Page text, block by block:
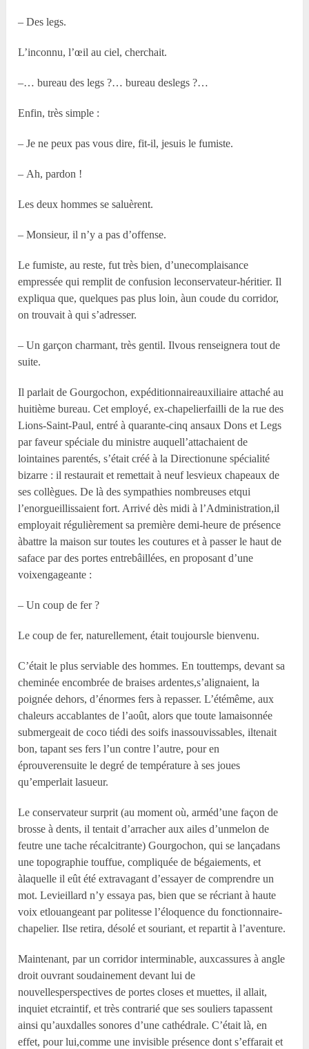
– Des legs.
L’inconnu, l’œil au ciel, cherchait.
–… bureau des legs ?… bureau deslegs ?…
Enfin, très simple :
– Je ne peux pas vous dire, fit-il, jesuis le fumiste.
– Ah, pardon !
Les deux hommes se saluèrent.
– Monsieur, il n’y a pas d’offense.
Le fumiste, au reste, fut très bien, d’unecomplaisance
empressée qui remplit de confusion leconservateur-héritier. Il
expliqua que, quelques pas plus loin, àun coude du corridor,
on trouvait à qui s’adresser.
– Un garçon charmant, très gentil. Ilvous renseignera tout de
suite.
Il parlait de Gourgochon, expéditionnaireauxiliaire attaché au
huitième bureau. Cet employé, ex-chapelierfailli de la rue des
Lions-Saint-Paul, entré à quarante-cinq ansaux Dons et Legs
par faveur spéciale du ministre auquell’attachaient de
lointaines parentés, s’était créé à la Directionune spécialité
bizarre : il restaurait et remettait à neuf lesvieux chapeaux de
ses collègues. De là des sympathies nombreuses etqui
l’enorgueillissaient fort. Arrivé dès midi à l’Administration,il
employait régulièrement sa première demi-heure de présence
àbattre la maison sur toutes les coutures et à passer le haut de
saface par des portes entrebâillées, en proposant d’une
voixengageante :
– Un coup de fer ?
Le coup de fer, naturellement, était toujoursle bienvenu.
C’était le plus serviable des hommes. En touttemps, devant sa
cheminée encombrée de braises ardentes,s’alignaient, la
poignée dehors, d’énormes fers à repasser. L’étémême, aux
chaleurs accablantes de l’août, alors que toute lamaisonnée
submergeait de coco tiédi des soifs inassouvissables, iltenait
bon, tapant ses fers l’un contre l’autre, pour en
éprouverensuite le degré de température à ses joues
qu’emperlait lasueur.
Le conservateur surprit (au moment où, arméd’une façon de
brosse à dents, il tentait d’arracher aux ailes d’unmelon de
feutre une tache récalcitrante) Gourgochon, qui se lançadans
une topographie touffue, compliquée de bégaiements, et
àlaquelle il eût été extravagant d’essayer de comprendre un
mot. Levieillard n’y essaya pas, bien que se récriant à haute
voix etlouangeant par politesse l’éloquence du fonctionnaire-
chapelier. Ilse retira, désolé et souriant, et repartit à l’aventure.
Maintenant, par un corridor interminable, auxcassures à angle
droit ouvrant soudainement devant lui de
nouvellesperspectives de portes closes et muettes, il allait,
inquiet etcraintif, et très contrarié que ses souliers tapassent
ainsi qu’auxdalles sonores d’une cathédrale. C’était là, en
effet, pour lui,comme une invisible présence dont s’effarait et